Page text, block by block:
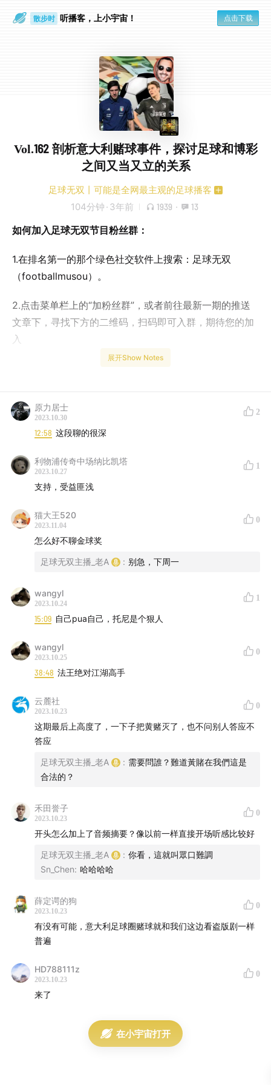
散步时 听播客，上小宇宙！ 点击下载
Vol.162 剖析意大利赌球事件，探讨足球和博彩
之间又当又立的关系
足球无双丨可能是全网最主观的足球播客
104分钟 · 3年前 1939 · 13
如何加入足球无双节目粉丝群：
1.在排名第一的那个绿色社交软件上搜索：足球无双
（footballmusou）。
2.点击菜单栏上的“加粉丝群”，或者前往最新一期的推送
文章下，寻找下方的二维码，扫码即可入群，期待您的加
入
节目总时长：约1小时44分半
片头曲：Brammer, Darlow & Lowe-Gloria
02:19 简单介绍一下这一事件产生的前因后果？；
球员赌球这件事，是不是犯法呢？；
09:20 为什么球员连自己没有参与的比赛也不能赌呢？；
能量”的赌注为什么也违规呢？；
帕奎塔之前的赌球事件为什么最近没什么动静了，他
又为何还能代表球队比赛呢？；
托尼参赌最后被判了八个月，那这次的意大利球
员，是否也不会判太长呢？；
米兰是不是事先知道了托纳利涉赌，所以才在夏窗
纽卡能否因米兰事先知道托纳利涉赌，而对米兰拒
付剩余的转会费甚至要求赔偿呢？；
那为什么在意大利会有这么多人参赌呢？；
意大利在前几年已经禁止博彩公司出现在胸前广告
1:01:04意大利这个赌球事件，放在整个世界足坛里，是一
个个案吗？；
纵观整个体育圈，为什么就足球和博彩有这么深的
展开Show Notes
原力居士
2023.10.30
2
12:58 这段聊的很深
利物浦传奇中场纳比凯塔
2023.10.27
1
支持，受益匪浅
猫大王520
2023.11.04
0
怎么好不聊金球奖
足球无双主播_老A : 别急，下周一
wangyl
2023.10.24
1
15:09 自己pua自己，托尼是个狠人
wangyl
2023.10.25
0
38:48 法王绝对江湖高手
云麓社
2023.10.23
0
这期最后上高度了，一下子把黄赌灭了，也不问别人答应不
答应
足球无双主播_老A : 需要問誰？難道黃賭在我們這是
合法的？
禾田誉子
2023.10.23
0
开头怎么加上了音频摘要？像以前一样直接开场听感比较好
足球无双主播_老A : 你看，這就叫眾口難調
Sn_Chen: 哈哈哈哈
薛定谔的狗
2023.10.23
0
有没有可能，意大利足球圈赌球就和我们这边看盗版剧一样
普遍
HD788111z
2023.10.23
0
来了
在小宇宙打开